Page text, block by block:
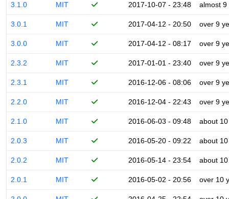
3.1.0 MIT 2017-10-07 - 23:48 almost 9
3.0.1 MIT 2017-04-12 - 20:50 over 9
3.0.0 MIT 2017-04-12 - 08:17 over 9
2.3.2 MIT 2017-01-01 - 23:40 over 9
2.3.1 MIT 2016-12-06 - 08:06 over 9
2.2.0 MIT 2016-12-04 - 22:43 over 9
2.1.0 MIT 2016-06-03 - 09:48 about
2.0.3 MIT 2016-05-20 - 09:22 about
2.0.2 MIT 2016-05-14 - 23:54 about
2.0.1 MIT 2016-05-02 - 20:56 over 10